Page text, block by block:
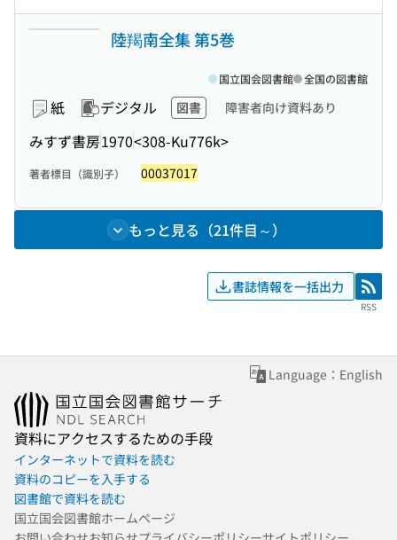
陸羯南全集 第5巻
紙 デジタル 図書 障害者向け資料あり
みすず書房1970<308-Ku776k>
国立国会図書館 全国の図書館
著者標目（識別子） 00037017
もっと見る（21件目～）
書誌情報を一括出力 RSS
RSS
Language：English
資料にアクセスするための手段
インターネットで資料を読む
資料のコピーを入手する
図書館で資料を読む
国立国会図書館ホームページ